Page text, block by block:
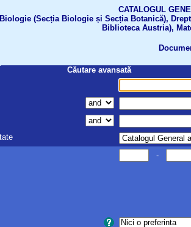
CATALOGUL
(Secția Biologie și Secția Botanică),
Biblioteca Austria),
Căutare avansată
-